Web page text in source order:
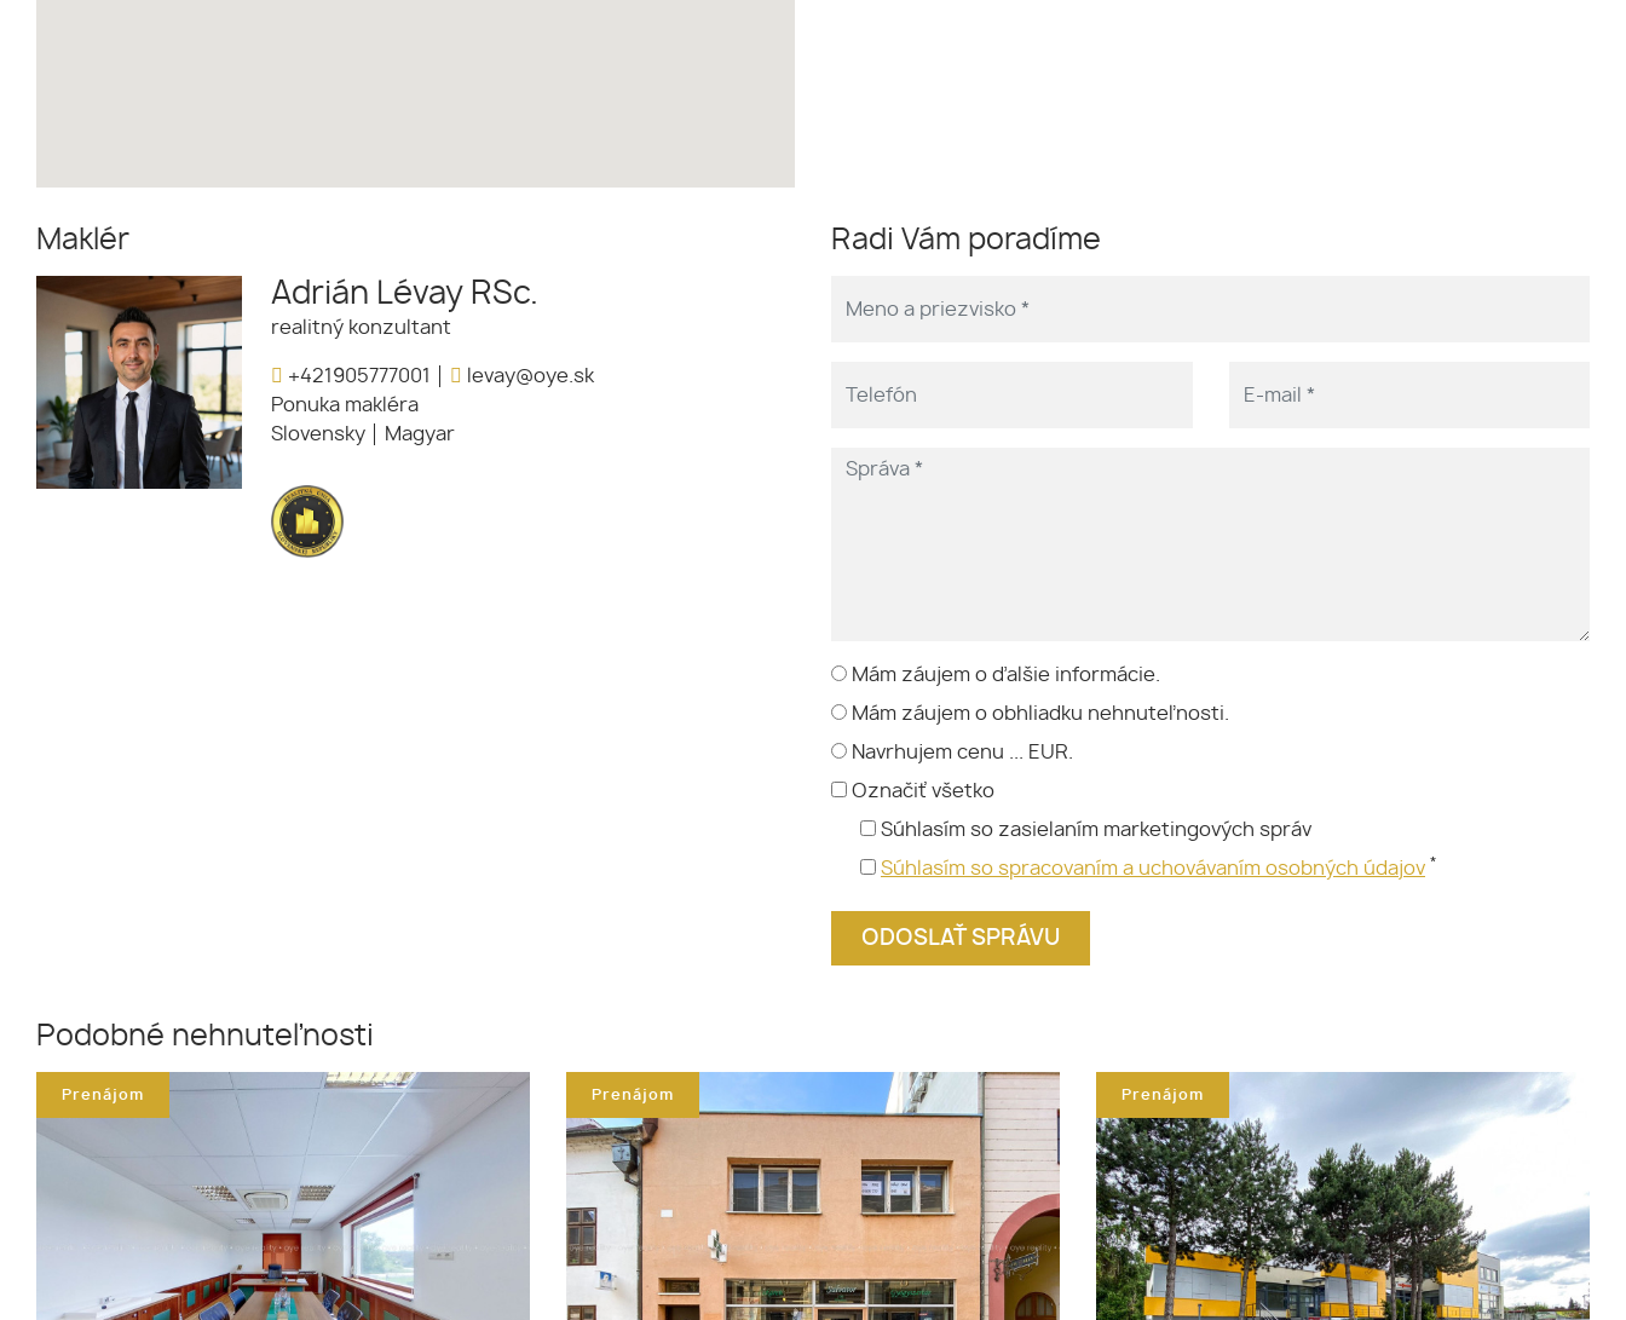
Maklér
Adrián Lévay RSc.
realitný konzultant
+421905777001
levay@oye.sk
Ponuka makléra
Slovensky
Magyar
Radi Vám poradíme
Mám záujem o ďalšie informácie.
Mám záujem o obhliadku nehnuteľnosti.
Navrhujem cenu ... EUR.
Označiť všetko
Súhlasím so zasielaním marketingových správ
Súhlasím so spracovaním a uchovávaním osobných údajov *
Podobné nehnuteľnosti
Prenájom Prenájom Prenájom